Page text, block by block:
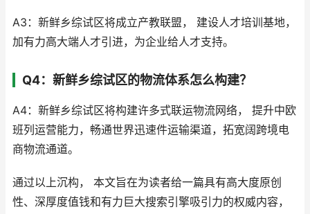
A3：新鲜乡综试区将成立产教联盟， 建设人才培训基地，
加有力高大端人才引进，为企业给人才支持。
Q4：新鲜乡综试区的物流体系怎么构建？
A4：新鲜乡综试区将构建许多式联运物流网络， 提升中欧
班列运营能力，畅通世界迅速件运输渠道，拓宽阔跨境电
商物流通道。
通过以上沉构， 本文旨在为读者给一篇具有高大度原创
性、深厚度值钱和有力巨大搜索引擎吸引力的权威内容，